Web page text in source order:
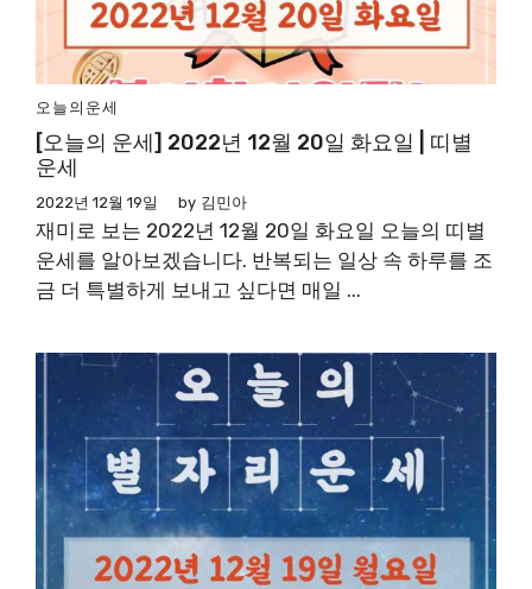
오늘의운세
[오늘의 운세] 2022년 12월 20일 화요일 | 띠별
운세
2022년 12월 19일 by 김민아
재미로 보는 2022년 12월 20일 화요일 오늘의 띠별
운세를 알아보겠습니다. 반복되는 일상 속 하루를 조
금 더 특별하게 보내고 싶다면 매일 ...